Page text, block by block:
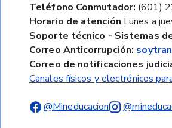
Teléfono Conmutador: (601)
Horario de atención Lunes a
Soporte técnico - Sistemas
Correo Anticorrupción:
Correo de notificaciones
Canales físicos y electrónicos
@Mineducacion